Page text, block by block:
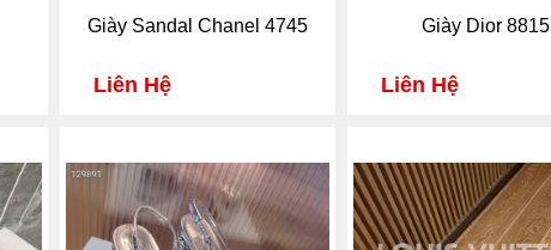
Giày Sandal Chanel 4745
Liên Hệ
Giày Dior 8815
Liên Hệ